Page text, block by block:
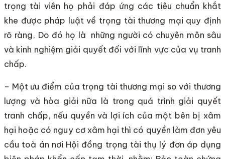
trọng tài viên họ phải đáp ứng các tiêu chuẩn khắt
khe được pháp luật về trọng tài thương mại quy định
rõ ràng, Do đó họ là những người có chuyên môn sâu
và kinh nghiệm giải quyết đối với lĩnh vực của vụ tranh
chấp.
– Một ưu điểm của trọng tài thương mại so với thương
lượng và hòa giải nữa là trong quá trình giải quyết
tranh chấp, nếu quyền và lợi ích của một bên bị xâm
hại hoặc có nguy cơ xâm hại thì có quyền làm đơn yêu
cầu toà án nơi Hội đồng trọng tài thụ lý đơn áp dụng